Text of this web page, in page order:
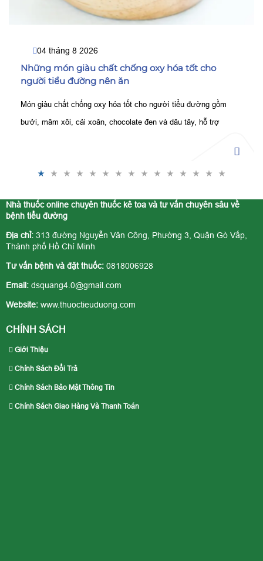
04 tháng 8 2026
Những món giàu chất chống oxy hóa tốt cho
người tiểu đường nên ăn
Món giàu chất chống oxy hóa tốt cho người tiểu đường gồm
bưởi, mâm xôi, cải xoăn, chocolate đen và dâu tây, hỗ trợ
Nhà thuốc online chuyên thuốc kê toa và tư vấn chuyên sâu về
bệnh tiểu đường
Địa chỉ: 313 đường Nguyễn Văn Công, Phường 3, Quận Gò Vấp,
Thành phố Hồ Chí Minh
Tư vấn bệnh và đặt thuốc: 0818006928
Email: dsquang4.0@gmail.com
Website: www.thuoctieuduong.com
CHÍNH SÁCH
Giới Thiệu
Chính Sách Đổi Trả
Chính Sách Bảo Mật Thông Tin
Chính Sách Giao Hàng Và Thanh Toán